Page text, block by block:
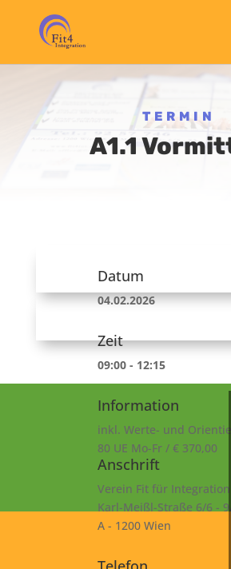
TERMIN
A1.1
Datum
04.02.2026
Zeit
09:00 - 12:15
Information
inkl. Werte- und
80 UE Mo-Fr / € 370,00
Anschrift
Verein Fit für Integration
Karl-Meißl-Straße 6/6 -
A - 1200 Wien